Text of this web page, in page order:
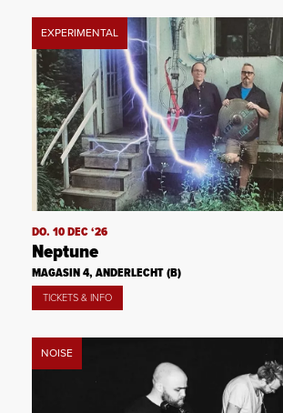
EXPERIMENTAL
DO. 10 DEC ‘26
Neptune
MAGASIN 4, ANDERLECHT (B)
TICKETS & INFO
NOISE